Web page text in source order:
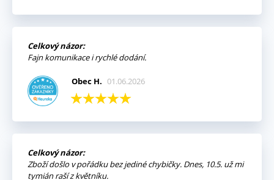
Celkový názor:
Fajn komunikace i rychlé dodání.
Obec H. 01.06.2026
Celkový názor:
Zboží došlo v pořádku bez jediné chybičky. Dnes, 10.5. už mi
tymián raší z květníku.